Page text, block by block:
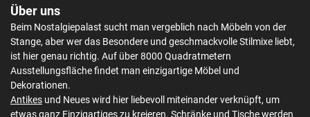
Über uns
Beim Nostalgiepalast sucht man vergeblich nach Möbeln von der
Stange, aber wer das Besondere und geschmackvolle Stilmixe liebt,
ist hier genau richtig. Auf über 8000 Quadratmetern
Ausstellungsfläche findet man einzigartige Möbel und
Dekorationen.
Antikes und Neues wird hier liebevoll miteinander verknüpft, um
etwas ganz Einzigartiges zu kreieren. Schränke und Tischewerden